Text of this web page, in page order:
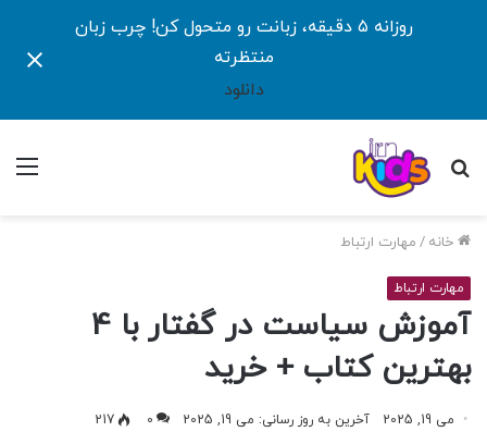
روزانه ۵ دقیقه، زبانت رو متحول کن! چرب زبان
منتظرته
دانلود
جستجو
خانه / مهارت ارتباط
مهارت ارتباط
آموزش سیاست در گفتار با 4
بهترین کتاب + خرید
می 19, 2025 آخرین به روز رسانی: می 19, 2025 0
217